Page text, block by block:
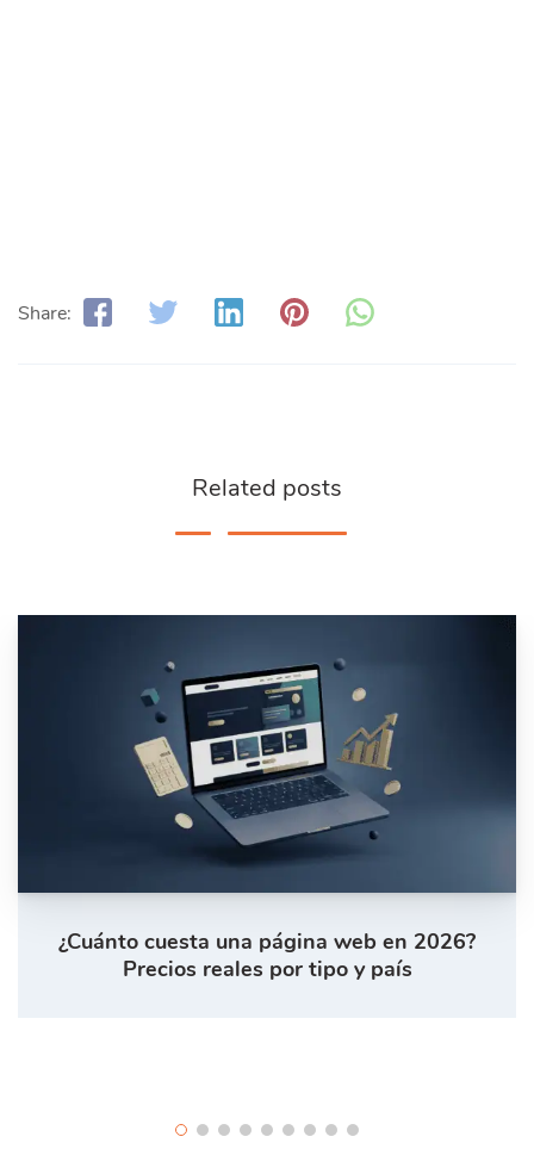
Share:
Related posts
¿Cuánto cuesta una página web en 2026?
Precios reales por tipo y país